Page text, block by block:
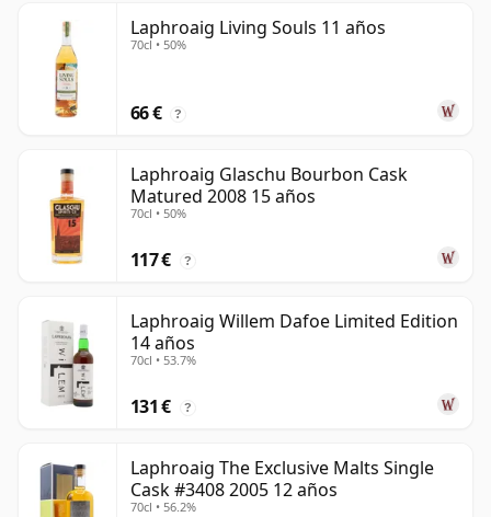
Laphroaig Living Souls 11 años
70cl • 50%
66 € ?
Laphroaig Glaschu Bourbon Cask
Matured 2008 15 años
70cl • 50%
117 € ?
Laphroaig Willem Dafoe Limited Edition
14 años
70cl • 53.7%
131 € ?
Laphroaig The Exclusive Malts Single
Cask #3408 2005 12 años
70cl • 56.2%